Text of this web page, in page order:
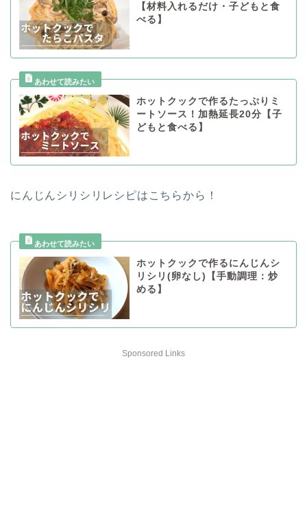
【材料入れるだけ・子どもと食
べる】
ホットクックで作るたっぷりミ
ートソース！加熱延長20分【子
どもと食べる】
にんじんシリシリレシピはこちらから！
ホットクックで作るにんじんシ
リシリ(卵なし)【手動調理：炒
める】
Sponsored Links